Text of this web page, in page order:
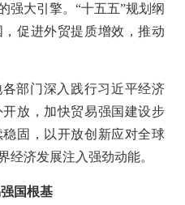
强大引擎。“十五五”规划纲
促进外贸提质增效，推动
部门深入践行习近平经济
放，加快贸易强国建设步
固，以开放创新应对全球
经济发展注入强劲动能。
国根基